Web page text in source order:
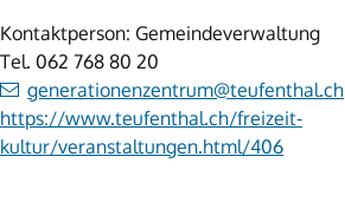
Kontaktperson: Gemeindeverwaltung
Tel. 062 768 80 20
generationenzentrum@teufenthal.ch
https://www.teufenthal.ch/freizeit-
kultur/veranstaltungen.html/406